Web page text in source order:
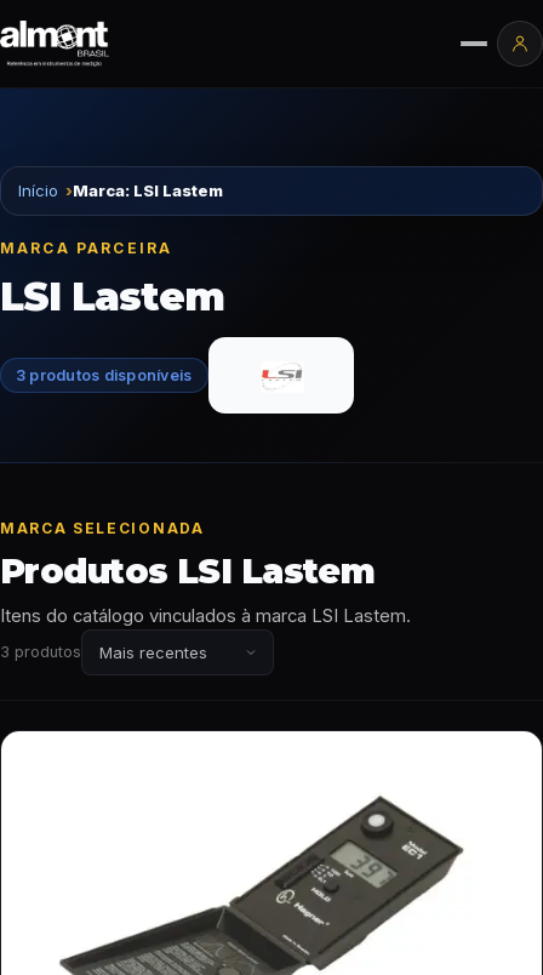
Início Marca: LSI Lastem
MARCA PARCEIRA
LSI Lastem
3 produtos disponíveis
MARCA SELECIONADA
Produtos LSI Lastem
Itens do catálogo vinculados à marca LSI Lastem.
3 produtos